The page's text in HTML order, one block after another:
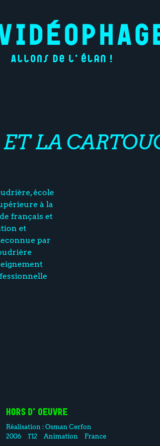
Allons de l'élan !
LA
école
à la
français et
et
par
HORS D'OEUVRE
Réalisation :Osman Cerfon
2006
1'12 Animation France